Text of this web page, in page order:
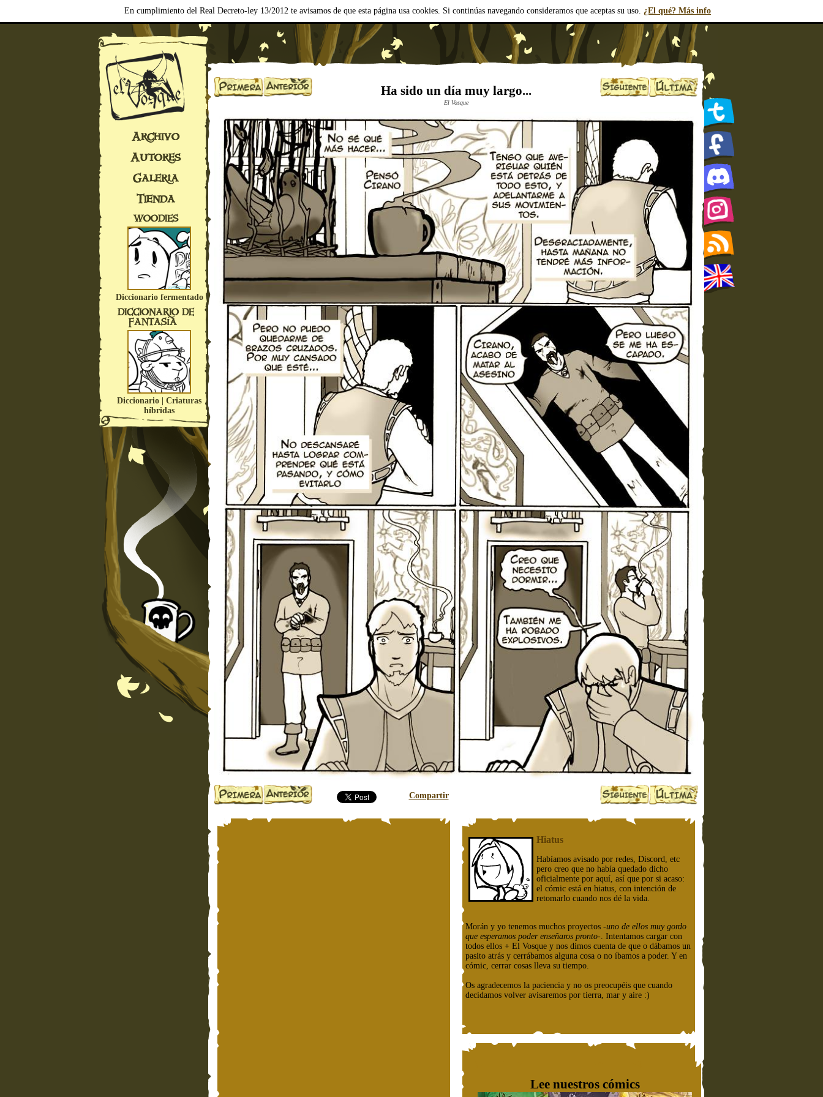
En cumplimiento del Real Decreto-ley 13/2012 te avisamos de que esta página usa cookies. Si continúas navegando consideramos que aceptas su uso. ¿El qué? Más info
Archivo
Autores
Galería
Tienda
WOODIES
Diccionario fermentado
DICCIONARIO DE
FANTASÍA
Diccionario | Criaturas
híbridas
Ha sido un día muy largo...
El Vosque
Compartir
Hiatus
Habíamos avisado por redes, Discord, etc
pero creo que no había quedado dicho
oficialmente por aquí, así que por si acaso:
el cómic está en hiatus, con intención de
retomarlo cuando nos dé la vida.
Morán y yo tenemos muchos proyectos -uno de ellos muy gordo
que esperamos poder enseñaros pronto-. Intentamos cargar con
todos ellos + El Vosque y nos dimos cuenta de que o dábamos un
pasito atrás y cerrábamos alguna cosa o no íbamos a poder. Y en
cómic, cerrar cosas lleva su tiempo.
Os agradecemos la paciencia y no os preocupéis que cuando
decidamos volver avisaremos por tierra, mar y aire :)
Lee nuestros cómics